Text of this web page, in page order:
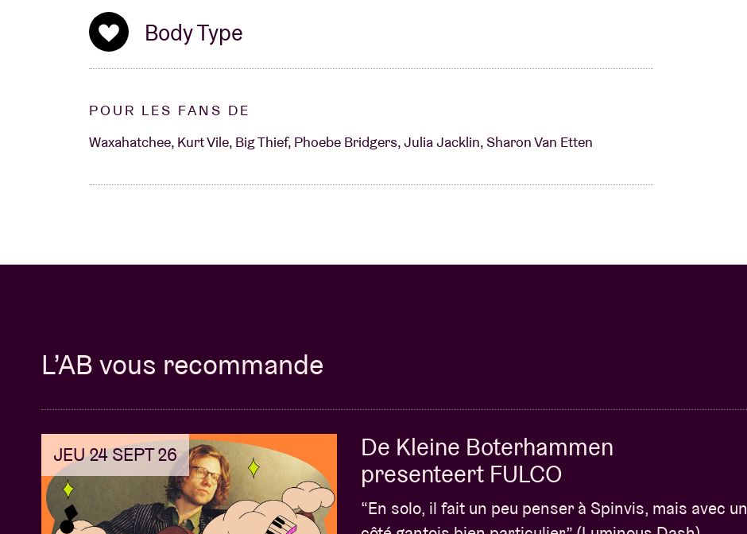
Body Type
POUR LES FANS DE
Waxahatchee, Kurt Vile, Big Thief, Phoebe Bridgers, Julia Jacklin, Sharon Van Etten
L’AB vous recommande
JEU 24 SEPT 26
De Kleine Boterhammen
presenteert FULCO
“En solo, il fait un peu penser à Spinvis, mais avec un